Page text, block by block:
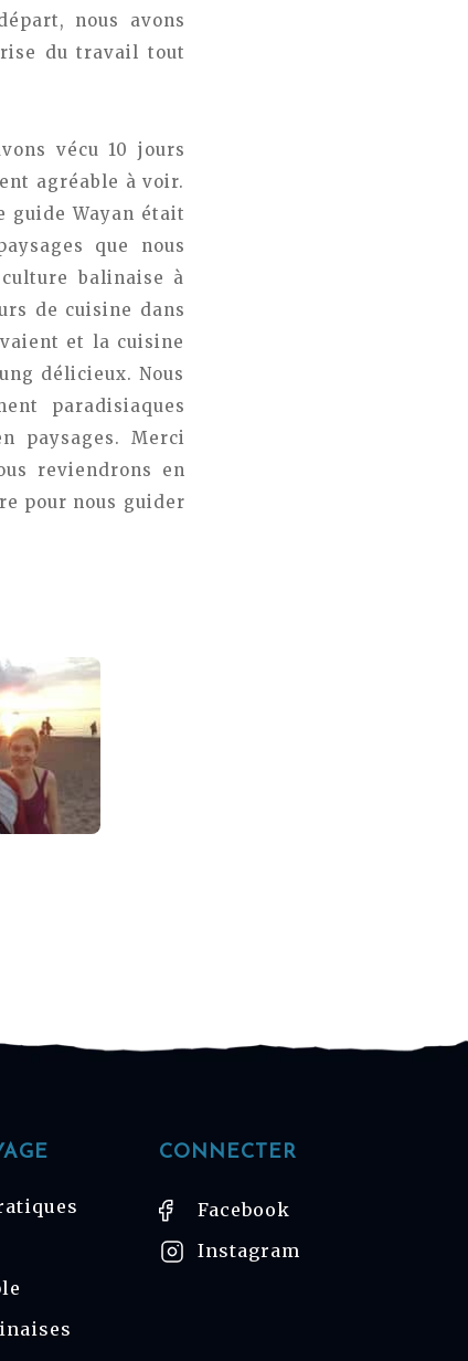
nous avons
du travail tout
vécu 10 jours
agréable à voir.
guide Wayan était
que nous
balinaise à
de cuisine dans
et la cuisine
délicieux. Nous
paradisiaques
paysages. Merci
reviendrons en
pour nous guider
CONNECTER
Facebook
Instagram